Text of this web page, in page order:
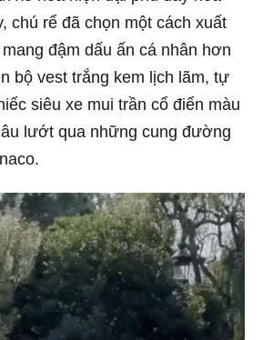
chú rể đã chọn một cách xuất
đậm dấu ấn cá nhân hơn
bộ vest trắng kem lịch lãm, tự
siêu xe mui trần cổ điển màu
lướt qua những cung đường